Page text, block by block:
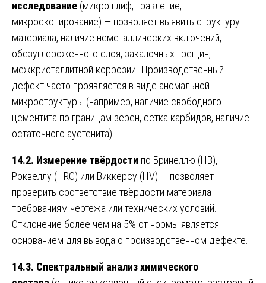
исследование (микрошлиф, травление,
микроскопирование) — позволяет выявить структуру
материала, наличие неметаллических включений,
обезуглероженного слоя, закалочных трещин,
межкристаллитной коррозии. Производственный
дефект часто проявляется в виде аномальной
микроструктуры (например, наличие свободного
цементита по границам зёрен, сетка карбидов, наличие
остаточного аустенита).
14.2. Измерение твёрдости по Бринеллю (HB),
Роквеллу (HRC) или Виккерсу (HV) — позволяет
проверить соответствие твёрдости материала
требованиям чертежа или технических условий.
Отклонение более чем на 5% от нормы является
основанием для вывода о производственном дефекте.
14.3. Спектральный анализ химического